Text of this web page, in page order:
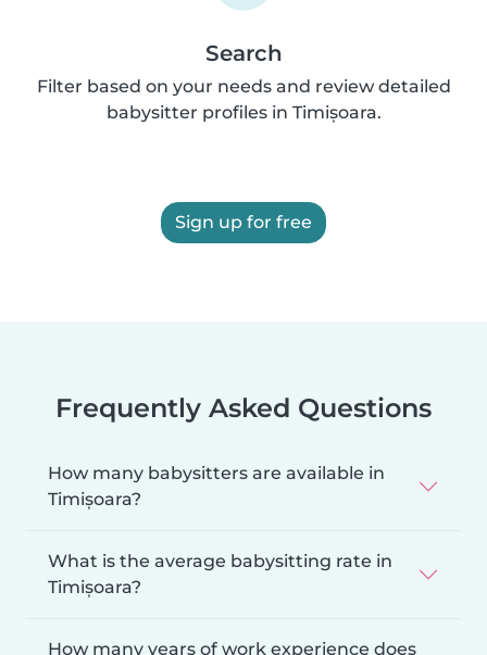
Search
Filter based on your needs and review detailed
babysitter profiles in Timișoara.
Sign up for free
Frequently Asked Questions
How many babysitters are available in
Timișoara?
What is the average babysitting rate in
Timișoara?
How many years of work experience does